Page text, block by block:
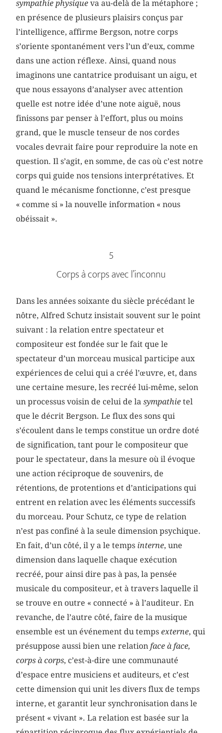
sympathie physiqueva au-delà de la métaphore ;
en présence de plusieurs plaisirs conçus par
l’intelligence, affirme Bergson, notre corps
s’oriente spontanément vers l’un d’eux, comme
dans une action réflexe. Ainsi, quand nous
imaginons une cantatrice produisant un aigu, et
que nous essayons d’analyser avec attention
quelle est notre idée d’une note aiguë, nous
finissons par penser à l’effort, plus ou moins
grand, que le muscle tenseur de nos cordes
vocales devrait faire pour reproduire la note en
question. Il s’agit, en somme, de cas où c’est notre
corps qui guide nos tensions interprétatives. Et
quand le mécanisme fonctionne, c’est presque
« comme si » la nouvelle information « nous
obéissait ».
5
Corps à corps avec l’inconnu
Dans les années soixante du siècle précédant le
nôtre, Alfred Schutz insistait souvent sur le point
suivant : la relation entre spectateur et
compositeur est fondée sur le fait que le
spectateur d’un morceau musical participe aux
expériences de celui qui a créé l’œuvre, et, dans
une certaine mesure, les recréé lui-même, selon
un processus voisin de celui de lasympathietel
que le décrit Bergson. Le flux des sons qui
s’écoulent dans le temps constitue un ordre doté
de signification, tant pour le compositeur que
pour le spectateur, dans la mesure où il évoque
une action réciproque de souvenirs, de
rétentions, de protentions et d’anticipations qui
entrent en relation avec les éléments successifs
du morceau. Pour Schutz, ce type de relation
n’est pas confiné à la seule dimension psychique.
En fait, d’un côté, il y a le temps interne, une
dimension dans laquelle chaque exécution
recréé, pour ainsi dire pas à pas, la pensée
musicale du compositeur, et à travers laquelle il
se trouve en outre « connecté » à l’auditeur. En
revanche, de l’autre côté, faire de la musique
ensemble est un événement du tempsexterne, qui
présuppose aussi bien une relationface à face,
corps à corps, c’est-à-dire une communauté
d’espace entre musiciens et auditeurs, et c’est
cette dimension qui unit les divers flux de temps
interne, et garantit leur synchronisation dans le
présent « vivant ». La relation est basée sur la